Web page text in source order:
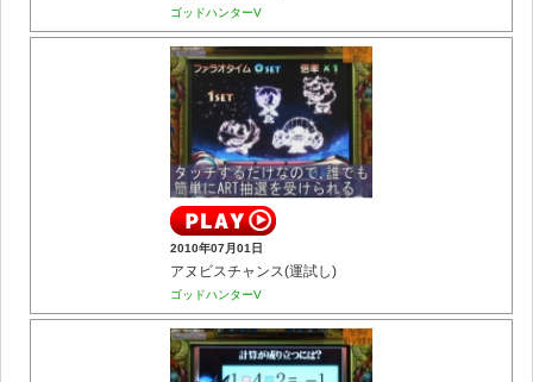
ゴッドハンターV
2010年07月01日
アヌビスチャンス(運試し)
ゴッドハンターV